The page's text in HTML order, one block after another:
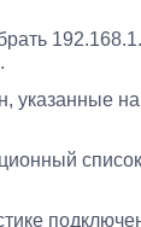
указанные